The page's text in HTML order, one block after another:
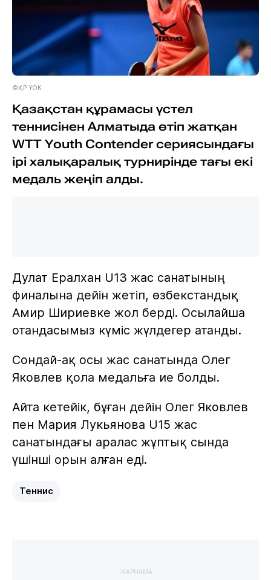
©ҚР ҰОК
Қазақстан құрамасы үстел
теннисінен Алматыда өтіп жатқан
WTT Youth Contender сериясындағы
ірі халықаралық турнирінде тағы екі
медаль жеңіп алды.
Дулат Ералхан U13 жас санатының
финалына дейін жетіп, өзбекстандық
Амир Шириевке жол берді. Осылайша
отандасымыз күміс жүлдегер атанды.
Сондай-ақ осы жас санатында Олег
Яковлев қола медальға ие болды.
Айта кетейік, бұған дейін Олег Яковлев
пен Мария Лукьянова U15 жас
санатындағы аралас жұптық сында
үшінші орын алған еді.
Теннис
ЖАРНАМА